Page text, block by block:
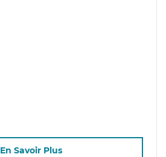
En Savoir Plus